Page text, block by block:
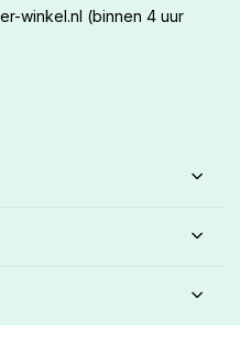
winkel.nl (binnen 4 uur